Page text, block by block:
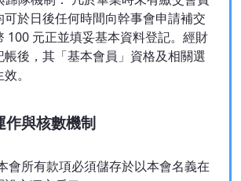
於日後任何時間向幹事會申請補交
100 元正並填妥基本資料登記。經財
後，其「基本會員」資格及相關選
。
作與核數機制
會所有款項必須儲存於以本會名義在